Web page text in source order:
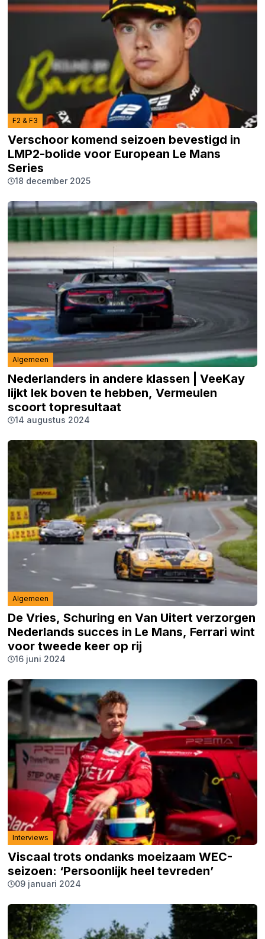
F2 & F3
Verschoor komend seizoen bevestigd in
LMP2-bolide voor European Le Mans
Series
18 december 2025
Algemeen
Nederlanders in andere klassen | VeeKay
lijkt lek boven te hebben, Vermeulen
scoort topresultaat
14 augustus 2024
Algemeen
De Vries, Schuring en Van Uitert verzorgen
Nederlands succes in Le Mans, Ferrari wint
voor tweede keer op rij
16 juni 2024
Interviews
Viscaal trots ondanks moeizaam WEC-
seizoen: ‘Persoonlijk heel tevreden’
09 januari 2024